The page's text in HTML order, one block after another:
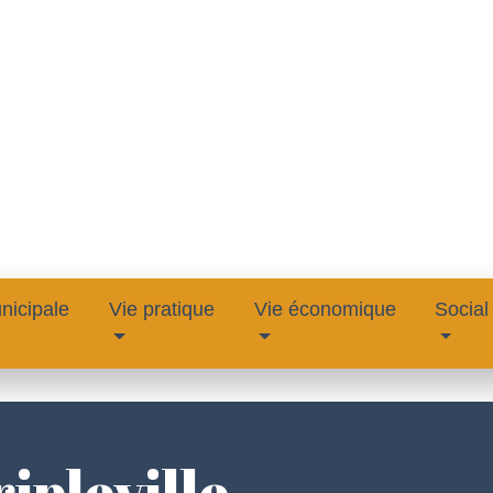
Vie pratique Vie économique